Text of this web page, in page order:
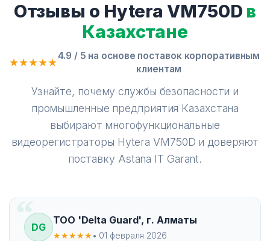
Отзывы о Hytera VM750D в
Казахстане
★★★★★
4.9 / 5 на основе поставок корпоративным
клиентам
Узнайте, почему службы безопасности и
промышленные предприятия Казахстана
выбирают многофункциональные
видеорегистраторы Hytera VM750D и доверяют
поставку Astana IT Garant.
DG
ТОО 'Delta Guard', г. Алматы
★★★★★• 01 февраля 2026